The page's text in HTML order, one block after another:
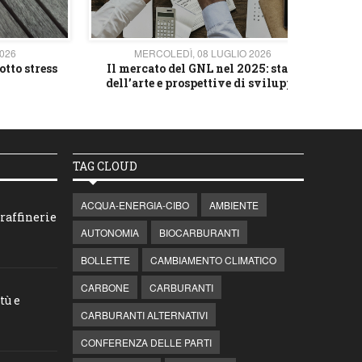
stress
MERCOLEDÌ, 08 LUGLIO 2026
Il mercato del GNL nel 2025: stato
dell’arte e prospettive di sviluppo
raffinerie
e
TAG CLOUD
ACQUA-ENERGIA-CIBO
AMBIENTE
AUTONOMIA
BIOCARBURANTI
BOLLETTE
CAMBIAMENTO CLIMATICO
CARBONE
CARBURANTI
CARBURANTI ALTERNATIVI
CONFERENZA DELLE PARTI